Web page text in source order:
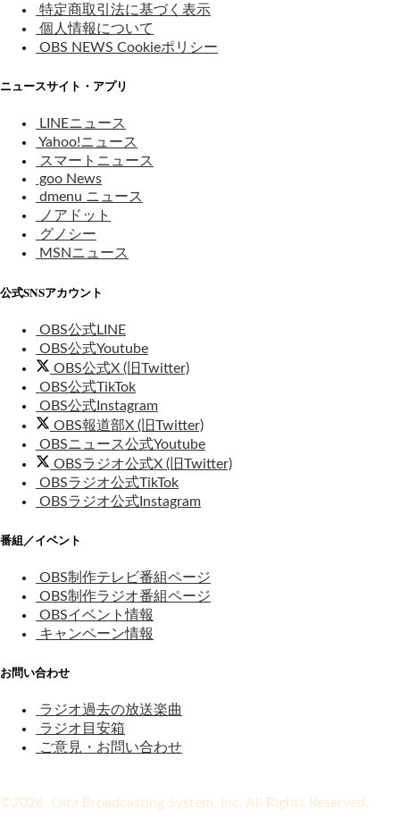
特定商取引法に基づく表示
個人情報について
OBS NEWS Cookieポリシー
ニュースサイト・アプリ
LINEニュース
Yahoo!ニュース
スマートニュース
goo News
dmenu ニュース
ノアドット
グノシー
MSNニュース
公式SNSアカウント
OBS公式LINE
OBS公式Youtube
OBS公式X (旧Twitter)
OBS公式TikTok
OBS公式Instagram
OBS報道部X (旧Twitter)
OBSニュース公式Youtube
OBSラジオ公式X (旧Twitter)
OBSラジオ公式TikTok
OBSラジオ公式Instagram
番組／イベント
OBS制作テレビ番組ページ
OBS制作ラジオ番組ページ
OBSイベント情報
キャンペーン情報
お問い合わせ
ラジオ過去の放送楽曲
ラジオ目安箱
ご意見・お問い合わせ
©2026 Oita Broadcasting System, Inc. All Rights Reserved.